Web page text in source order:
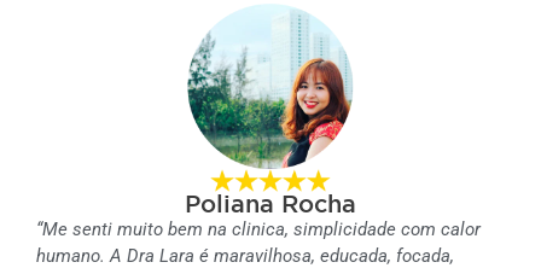
Poliana Rocha
“Me senti muito bem na clinica, simplicidade com calor
humano. A Dra Lara é maravilhosa, educada, focada,